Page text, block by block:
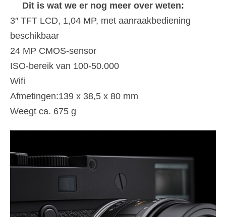
Dit is wat we er nog meer over weten:
3″ TFT LCD, 1,04 MP, met aanraakbediening
beschikbaar
24 MP CMOS-sensor
ISO-bereik van 100-50.000
Wifi
Afmetingen:139 x 38,5 x 80 mm
Weegt ca. 675 g